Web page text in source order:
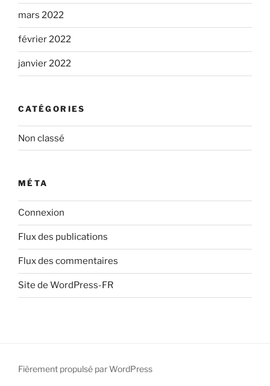
mars 2022
février 2022
janvier 2022
CATÉGORIES
Non classé
MÉTA
Connexion
Flux des publications
Flux des commentaires
Site de WordPress-FR
Fièrement propulsé par WordPress